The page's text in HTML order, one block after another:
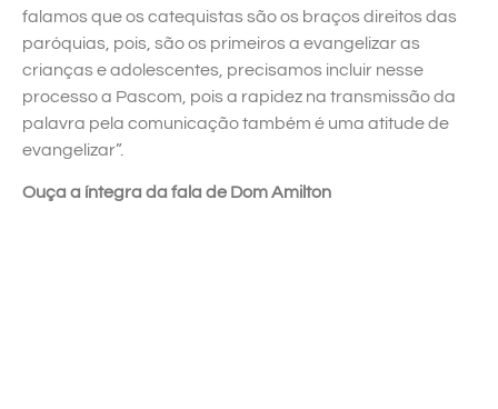
falamos que os catequistas são os braços direitos das
paróquias, pois, são os primeiros a evangelizar as
crianças e adolescentes, precisamos incluir nesse
processo a Pascom, pois a rapidez na transmissão da
palavra pela comunicação também é uma atitude de
evangelizar”.
Ouça a íntegra da fala de Dom Amilton